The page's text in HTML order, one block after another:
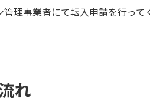
理事業者にて転入申請を行って
れ